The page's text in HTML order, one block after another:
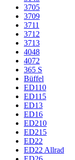
3705
3709
3711
3712
3713
4048
4072
365 S
Büffel
ED110
ED115
ED13
ED16
ED210
ED215
ED22
ED22 Allrad